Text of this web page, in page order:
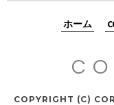
ホーム
COPYRIGHT (C)